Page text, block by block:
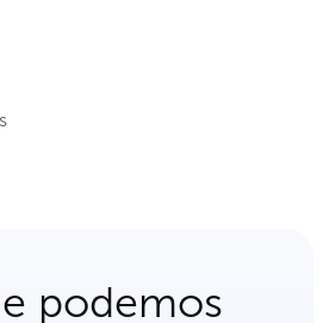
podemos